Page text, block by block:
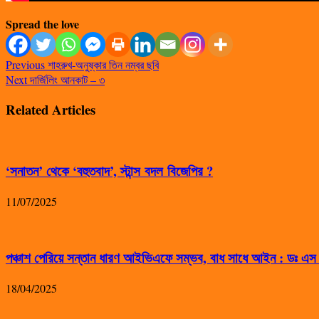
Spread the love
Previousশাহরুখ-অনুষ্কার তিন নম্বর ছবি
Nextদার্জিলিং আনকাট – ৩
Related Articles
‘সনাতন’ থেকে ‘বহুতবাদ’, স্টান্স বদল বিজেপির ?
11/07/2025
পঞ্চাশ পেরিয়ে সন্তান ধারণ আইভিএফে সম্ভব, বাধ সাধে আইন : ডঃ
18/04/2025